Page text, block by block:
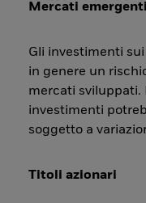
Mercati emergenti
Gli investimenti
in genere un
mercati sviluppati.
investimenti
soggetto a
Titoli azionari